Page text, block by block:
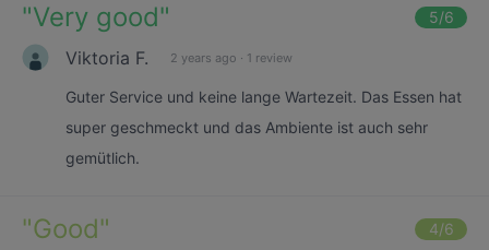
"Very good" 5/6
Viktoria F. 2 years ago · 1 review
Guter Service und keine lange Wartezeit. Das Essen hat
super geschmeckt und das Ambiente ist auch sehr
gemütlich.
"Good" 4/6